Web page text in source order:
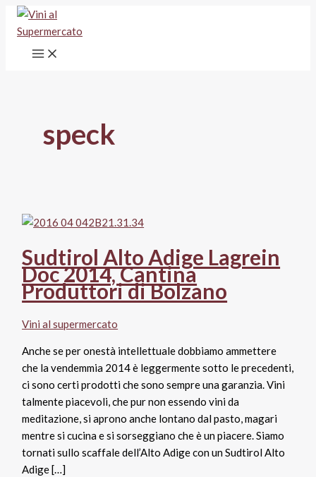
Vai
contenuto
speck
Sudtirol Alto Adige Lagrein
Doc 2014, Cantina
Produttori di Bolzano
Vini al supermercato
Anche se per onestà intellettuale dobbiamo ammettere
che la vendemmia 2014 è leggermente sotto le precedenti,
ci sono certi prodotti che sono sempre una garanzia. Vini
talmente piacevoli, che pur non essendo vini da
meditazione, si aprono anche lontano dal pasto, magari
mentre si cucina e si sorseggiano che è un piacere. Siamo
tornati sullo scaffale dell’Alto Adige con un Sudtirol Alto
Adige […]